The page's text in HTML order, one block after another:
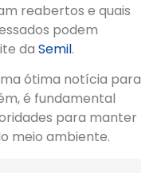
reabertos e quais
podem
da Semil.
ótima notícia para
é fundamental
para manter
meio ambiente.